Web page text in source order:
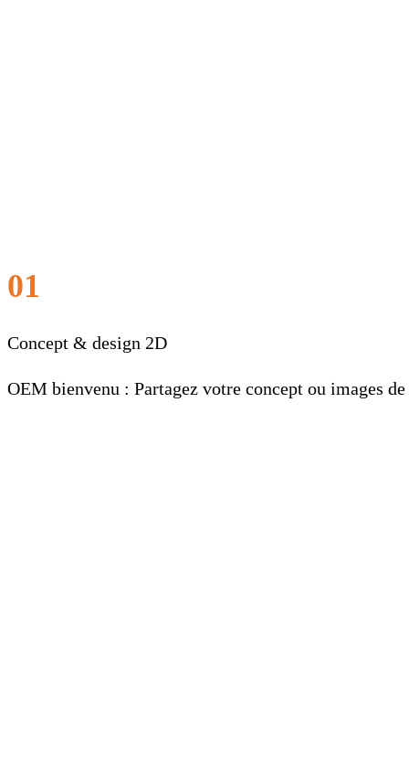
01
Concept & design 2D
OEM bienvenu : Partagez votre concept ou images